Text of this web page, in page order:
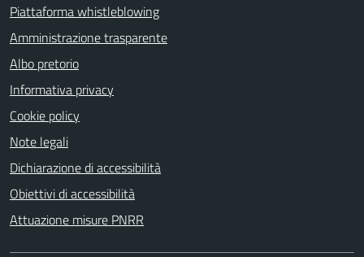
Piattaforma whistleblowing
Amministrazione trasparente
Albo pretorio
Informativa privacy
Cookie policy
Note legali
Dichiarazione di accessibilità
Obiettivi di accessibilità
Attuazione misure PNRR